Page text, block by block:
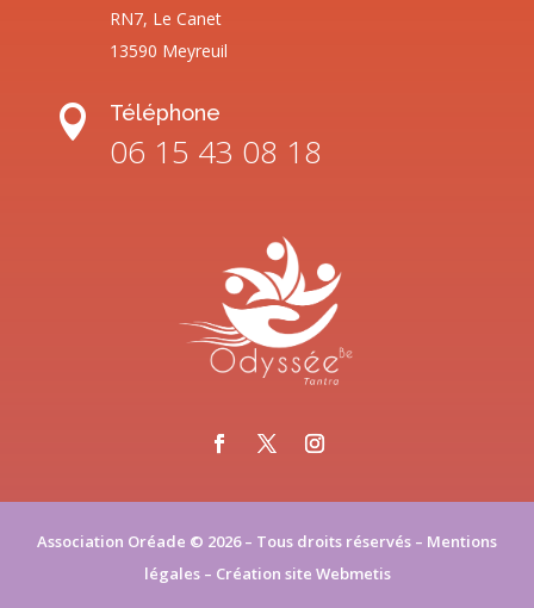
RN7, Le Canet
13590 Meyreuil
 Téléphone
06 15 43 08 18
Association Oréade © 2026 – Tous droits réservés – Mentions
légales– Création site Webmetis